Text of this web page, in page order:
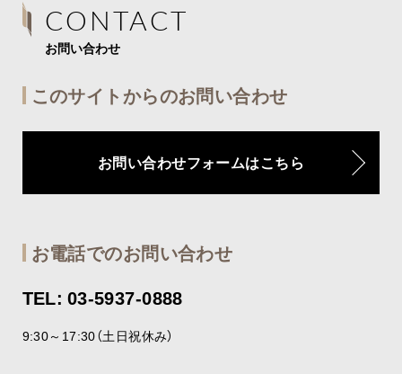
CONTACT
お問い合わせ
このサイトからのお問い合わせ
お問い合わせフォームはこちら
お電話でのお問い合わせ
TEL: 03-5937-0888
9:30～17:30（土日祝休み）